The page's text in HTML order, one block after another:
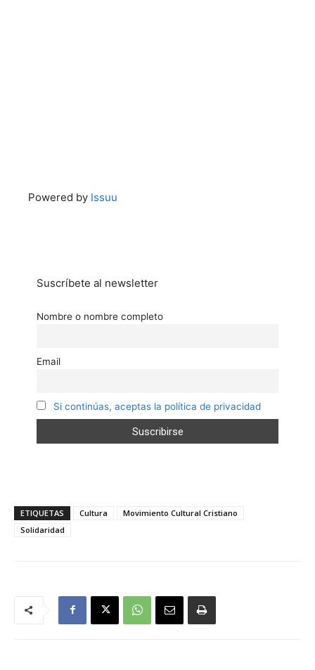
Powered by Issuu
Suscríbete al newsletter
Nombre o nombre completo
Email
Si continúas, aceptas la política de privacidad
ETIQUETAS Cultura
Movimiento Cultural Cristiano
Solidaridad